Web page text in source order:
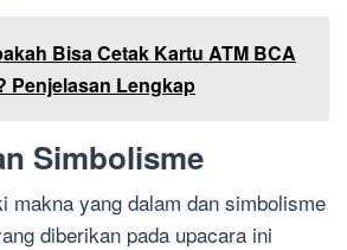
Bisa Cetak Kartu ATM BCA
Penjelasan Lengkap
Simbolisme
makna yang dalam dan simbolisme
diberikan pada upacara ini